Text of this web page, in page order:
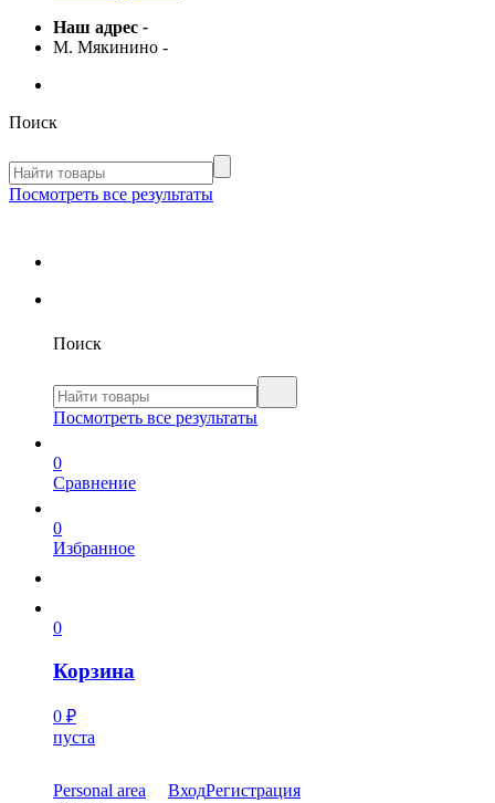
Наш адрес -
М. Мякинино -
Поиск
Посмотреть все результаты
Поиск
Посмотреть все результаты
0
Сравнение
0
Избранное
0
Корзина
0 ₽
пуста
Personal area ВходРегистрация